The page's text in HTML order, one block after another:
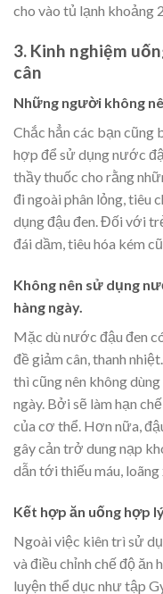
cho vào tủ lạnh khoảng
3. Kinh nghiệm
cân
Những người không
Chắc hẳn các bạn cũng
hợp để sử dụng nước
thầy thuốc cho rằng
đi ngoài phân lỏng, tiêu
dụng đậu đen. Đối với
đái dầm, tiêu hóa kém
Không nên sử dụng
hàng ngày.
Mặc dù nước đậu đen
đề giảm cân, thanh
thì cũng nên không
ngày. Bởi sẽ làm hạn
của cơ thể. Hơn nữa,
gây cản trở dung nạp
dẫn tới thiếu máu,
Kết hợp ăn uống hợp
Ngoài việc kiên trì sử
và điều chỉnh chế độ
luyện thể dục như tập